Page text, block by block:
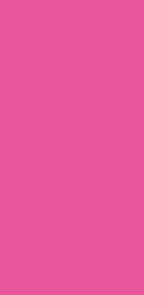
terlalu
dengan
kami juga